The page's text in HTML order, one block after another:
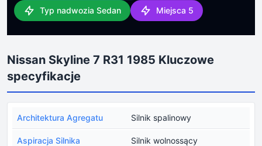
Typ nadwozia Sedan Miejsca 5
Nissan Skyline 7 R31 1985 Kluczowe
specyfikacje
Architektura Agregatu Silnik spalinowy
Aspiracja Silnika Silnik wolnossący